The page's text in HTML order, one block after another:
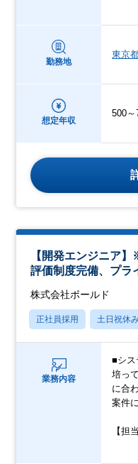
勤務地
東京
想定年収
500～
【開発エンジニア
評価制度完備、プ
株式会社ボールド
正社員採用 土日祝休
業務内容
■シス
培っ
に合
案件
【担